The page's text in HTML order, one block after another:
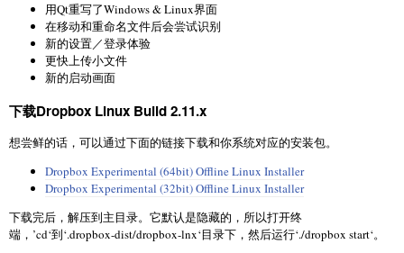
用Qt重写了Windows & Linux界面
在移动和重命名文件后会尝试识别
新的设置／登录体验
更快上传小文件
新的启动画面
下载Dropbox Linux Build 2.11.x
想尝鲜的话，可以通过下面的链接下载和你系统对应的安装包。
Dropbox Experimental (64bit) Offline Linux Installer
Dropbox Experimental (32bit) Offline Linux Installer
下载完后，解压到主目录。它默认是隐藏的，所以打开终
端，’cd‘到‘.dropbox-dist/dropbox-lnx‘目录下，然后运行‘./dropbox start‘。